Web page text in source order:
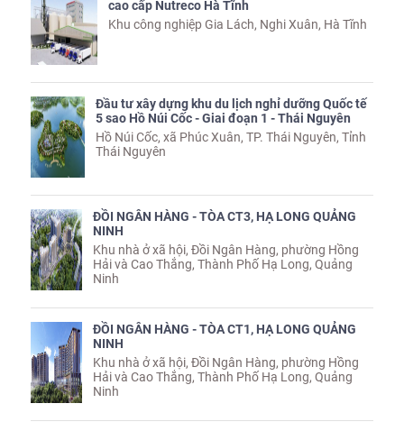
cao cấp Nutreco Hà Tĩnh
Khu công nghiệp Gia Lách, Nghi Xuân, Hà Tĩnh
Đầu tư xây dựng khu du lịch nghỉ dưỡng Quốc tế
5 sao Hồ Núi Cốc - Giai đoạn 1 - Thái Nguyên
Hồ Núi Cốc, xã Phúc Xuân, TP. Thái Nguyên, Tỉnh
Thái Nguyên
ĐỒI NGÂN HÀNG - TÒA CT3, HẠ LONG QUẢNG
NINH
Khu nhà ở xã hội, Đồi Ngân Hàng, phường Hồng
Hải và Cao Thắng, Thành Phố Hạ Long, Quảng
Ninh
ĐỒI NGÂN HÀNG - TÒA CT1, HẠ LONG QUẢNG
NINH
Khu nhà ở xã hội, Đồi Ngân Hàng, phường Hồng
Hải và Cao Thắng, Thành Phố Hạ Long, Quảng
Ninh